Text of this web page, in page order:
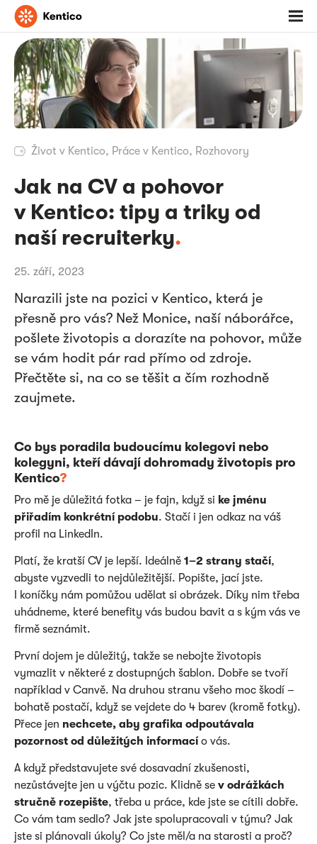
Jděte
na
domovskou
stránku
menu
Život v Kentico, Práce v Kentico, Rozhovory
Jak na CV a pohovor
v Kentico: tipy a triky od
naší recruiterky.
25. září, 2023
Narazili jste na pozici v Kentico, která je
přesně pro vás? Než Monice, naší náborářce,
pošlete životopis a dorazíte na pohovor, může
se vám hodit pár rad přímo od zdroje.
Přečtěte si, na co se těšit a čím rozhodně
zaujmete.
Co bys poradila budoucímu kolegovi nebo
kolegyni, kteří dávají dohromady životopis pro
Kentico?
Pro mě je důležitá fotka – je fajn, když si ke jménu
přiřadím konkrétní podobu. Stačí i jen odkaz na váš
profil na LinkedIn.
Platí, že kratší CV je lepší. Ideálně 1–2 strany stačí,
abyste vyzvedli to nejdůležitější. Popište, jací jste.
I koníčky nám pomůžou udělat si obrázek. Díky nim třeba
uhádneme, které benefity vás budou bavit a s kým vás ve
firmě seznámit.
První dojem je důležitý, takže se nebojte životopis
vymazlit v některé z dostupných šablon. Dobře se tvoří
například v Canvě. Na druhou stranu všeho moc škodí –
bohatě postačí, když se vejdete do 4 barev (kromě fotky).
Přece jen nechcete, aby grafika odpoutávala
pozornost od důležitých informací o vás.
A když představujete své dosavadní zkušenosti,
nezůstávejte jen u výčtu pozic. Klidně se v odrážkách
stručně rozepište, třeba u práce, kde jste se cítili dobře.
Co vám tam sedlo? Jak jste spolupracovali v týmu? Jak
jste si plánovali úkoly? Co jste měl/a na starosti a proč?